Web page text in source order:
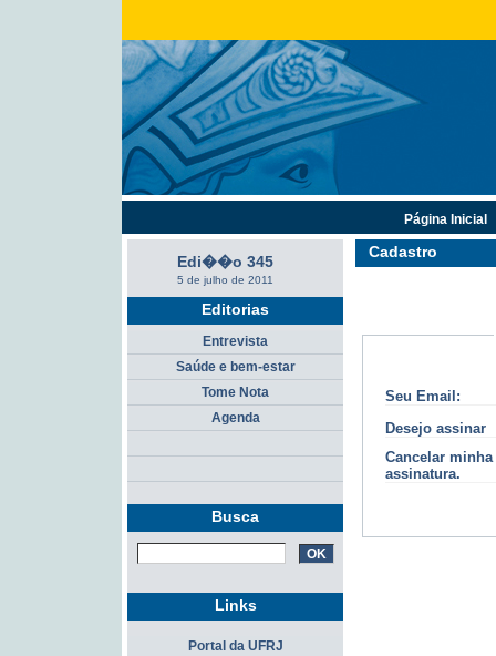
Cadastro
Seu Email:
Desejo assinar
Cancelar minha
assinatura.
Edi��o 345
5 de julho de 2011
Editorias
Entrevista
Saúde e bem-estar
Tome Nota
Agenda
Busca
Página Inicial
Links
Portal da UFRJ